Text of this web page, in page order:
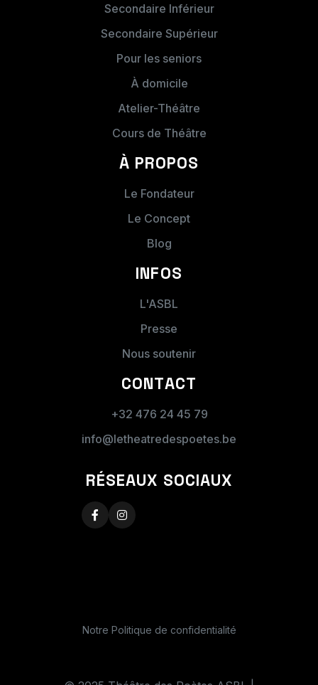
Théâtre, Fable et
Aujourd'hui, la
poésie
ÉTABLISSEMENT SCOLAIRE :
Date(s) proposée(s) :
dans le message.
Nombre d'élèves approximatif :
Secondaire Inférieur
Secondaire Supérieur
Pour les seniors
À domicile
Atelier-Théâtre
Cours de Théâtre
À PROPOS
Le Fondateur
Le Concept
Blog
INFOS
L'ASBL
Presse
Nous soutenir
CONTACT
+32 476 24 45 79
info@letheatredespoetes.be
RÉSEAUX SOCIAUX
Notre Politique de confidentialité